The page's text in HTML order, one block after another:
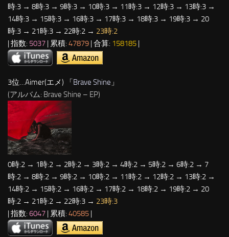
時:3 → 8時:3 → 9時:3 → 10時:3 → 11時:3 → 12時:3 → 13時:3 →
14時:3 → 15時:3 → 16時:3 → 17時:3 → 18時:3 → 19時:3 → 20
時:3 → 21時:3 → 22時:2 → 23時:2
| 指数: 5037 | 累積: 47879 | 合算: 158185 |
3位…Aimer(エメ) 「Brave Shine 」
(アルバム: Brave Shine – EP)
0時:2 → 1時:2 → 2時:2 → 3時:2 → 4時:2 → 5時:2 → 6時:2 → 7
時:2 → 8時:2 → 9時:2 → 10時:2 → 11時:2 → 12時:2 → 13時:2 →
14時:2 → 15時:2 → 16時:2 → 17時:2 → 18時:2 → 19時:2 → 20
時:2 → 21時:2 → 22時:3 → 23時:3
| 指数: 6047 | 累積: 40585